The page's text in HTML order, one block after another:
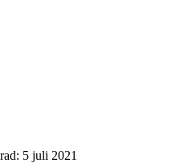
5 juli 2021